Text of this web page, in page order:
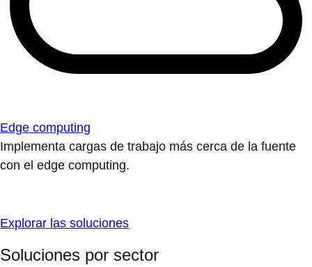
Edge computing
Implementa cargas de trabajo más cerca de la fuente
con el edge computing.
Explorar las soluciones
Soluciones por sector